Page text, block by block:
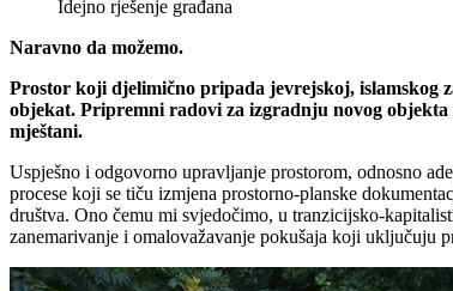
Idejno rješenje građana
Naravno da možemo.
Prostor koji djelimično pripada jevrejskoj, islamskog
objekat. Pripremni radovi za izgradnju novog
mještani.
Uspješno i odgovorno upravljanje prostorom, odnosno
procese koji se tiču izmjena prostorno-planske
društva. Ono čemu mi svjedočimo, u tranzicijsko-
zanemarivanje i omalovažavanje pokušaja koji uključuju